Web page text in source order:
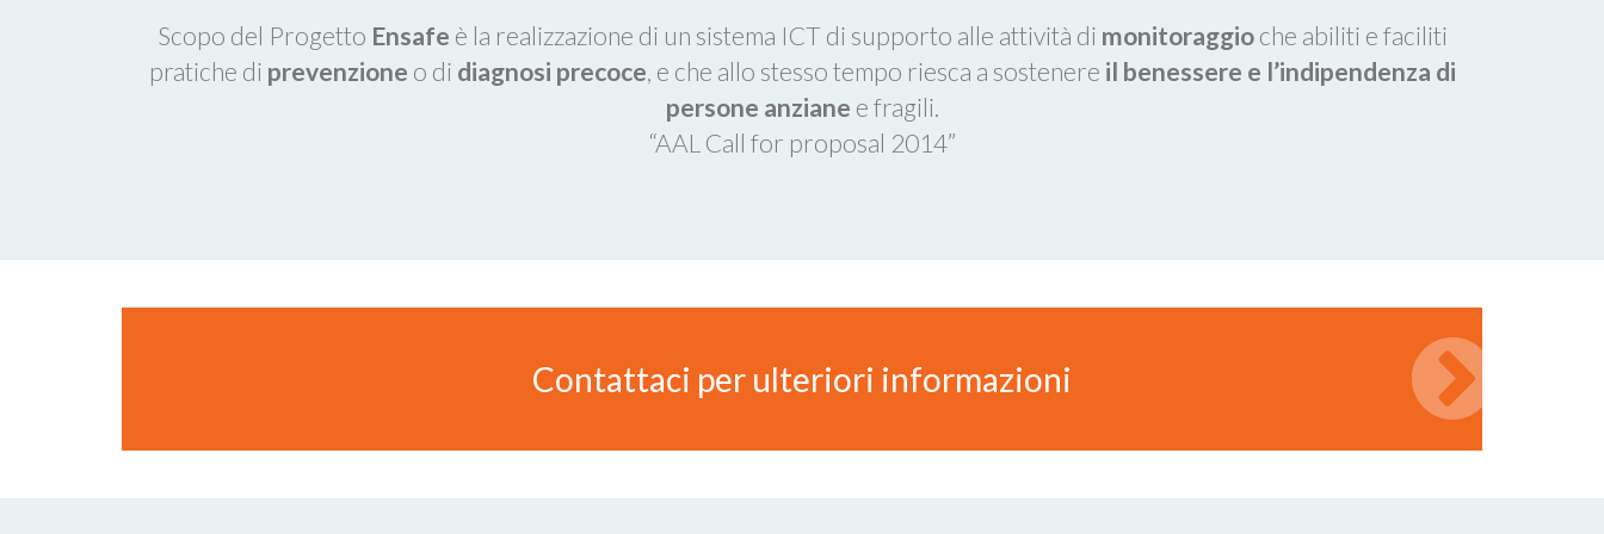
Scopo del Progetto Ensafe è la realizzazione di un sistema ICT di supporto alle attività di monitoraggioche abiliti e faciliti
pratiche di prevenzione o di diagnosi precoce, e che allo stesso tempo riesca a sostenere il benessere e l’indipendenza di
persone anziane e fragili.
“AAL Call for proposal 2014”
Contattaci per ulteriori informazioni